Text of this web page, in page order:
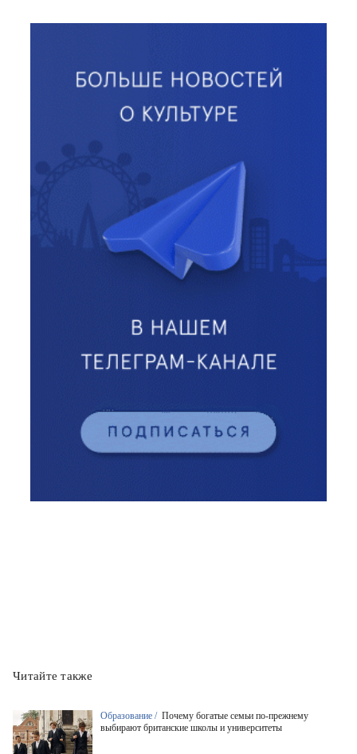
Читайте также
Образование / Почему богатые семьи по-прежнему
выбирают британские школы и университеты